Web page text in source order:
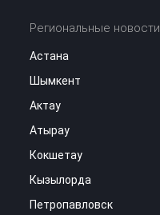
Региональные новости
Астана
Шымкент
Актау
Атырау
Кокшетау
Кызылорда
Петропавловск